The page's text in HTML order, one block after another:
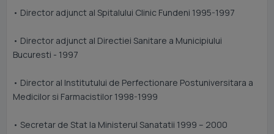
• Director adjunct al Spitalului Clinic Fundeni 1995-1997
• Director adjunct al Directiei Sanitare a Municipiului
Bucuresti - 1997
• Director al Institutului de Perfectionare Postuniversitara a
Medicilor si Farmacistilor 1998-1999
• Secretar de Stat la Ministerul Sanatatii 1999 – 2000